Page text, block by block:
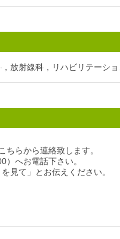
放射線科，リハビリテーシ
らから連絡致します。
へお電話下さい。
見て」とお伝えください。